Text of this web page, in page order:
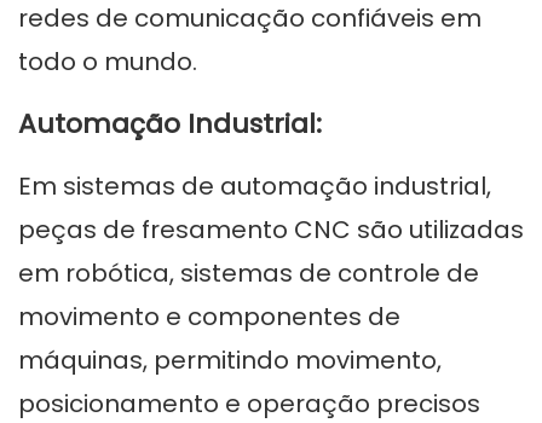
redes de comunicação confiáveis ​​em
todo o mundo.
Automação Industrial:
Em sistemas de automação industrial,
peças de fresamento CNC são utilizadas
em robótica, sistemas de controle de
movimento e componentes de
máquinas, permitindo movimento,
posicionamento e operação precisos